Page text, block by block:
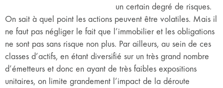
un certain degré de risques.
On sait à quel point les actions peuvent être volatiles. Mais il
ne faut pas négliger le fait que l’immobilier et les obligations
ne sont pas sans risque non plus. Par ailleurs, au sein de ces
classes d’actifs, en étant diversifié sur un très grand nombre
d’émetteurs et donc en ayant de très faibles expositions
unitaires, on limite grandement l’impact de la déroute